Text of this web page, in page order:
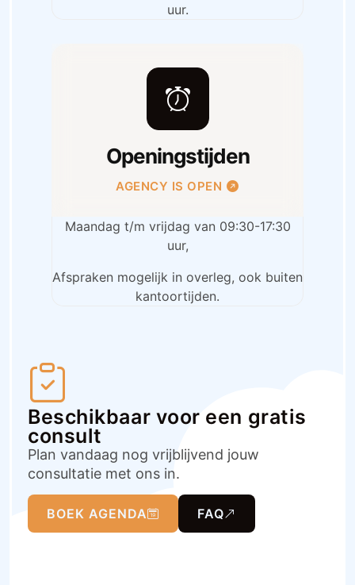
uur.
Openingstijden
AGENCY IS OPEN
Maandag t/m vrijdag van 09:30-17:30
uur,
Afspraken mogelijk in overleg, ook buiten
kantoortijden.
Beschikbaar voor een gratis
consult
Plan vandaag nog vrijblijvend jouw
consultatie met ons in.
BOEK AGENDA FAQ